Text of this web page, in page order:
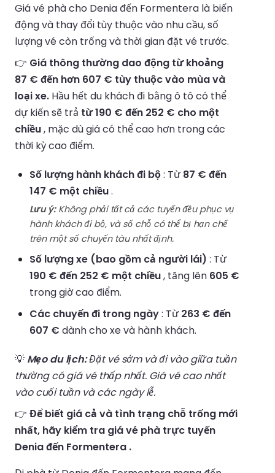
Giá vé phà cho Denia đến Formentera là biến
động và thay đổi tùy thuộc vào nhu cầu, số
lượng vé còn trống và thời gian đặt vé trước.
👉 Giá thông thường dao động từ khoảng
87 € đến hơn 607 € tùy thuộc vào mùa và
loại xe. Hầu hết du khách đi bằng ô tô có thể
dự kiến sẽ trả từ 190 € đến 252 € cho một
chiều, mặc dù giá có thể cao hơn trong các
thời kỳ cao điểm.
Số lượng hành khách đi bộ: Từ87 € đến
147 € một chiều.
Lưu ý:Không phải tất cả các tuyến đều phục vụ
hành khách đi bộ, và số chỗ có thể bị hạn chế
trên một số chuyến tàu nhất định.
Số lượng xe (bao gồm cả người lái) : Từ
190 € đến 252 € một chiều, tăng lên 605 €
trong giờ cao điểm.
Các chuyến đi trong ngày: Từ263 € đến
607 € dành cho xe và hành khách.
💡 Mẹo du lịch:Đặt vé sớm và đi vào giữa tuần
thường có giá vé thấp nhất. Giá vé cao nhất
vào cuối tuần và các ngày lễ.
👉 Để biết giá cả và tình trạng chỗ trống mới
nhất, hãy kiểm tra giá vé phà trực tuyến
Denia đến Formentera .